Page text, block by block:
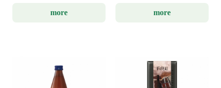
more more